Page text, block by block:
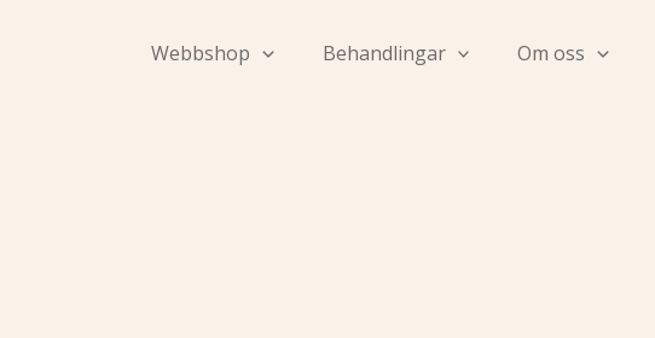
Webbshop Behandlingar Om oss